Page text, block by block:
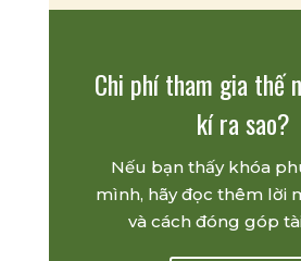
Chi phí tham gia thế
kí ra sao?
Nếu bạn thấy khóa
mình, hãy đọc thêm lời
và cách đóng góp